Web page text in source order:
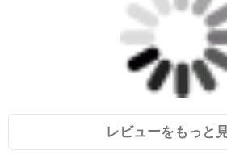
レビューをもっと